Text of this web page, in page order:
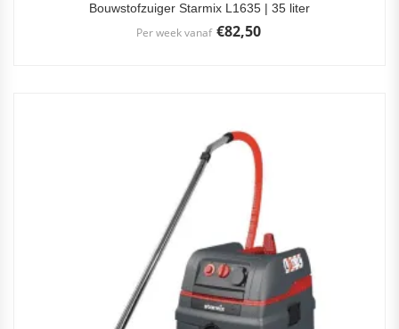
Bouwstofzuiger Starmix L1635 | 35 liter
Per week vanaf €82,50